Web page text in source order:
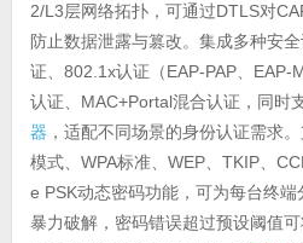
2/L3层网络拓扑，可通过DTLS对
防止数据泄露与篡改。集成多种安
证、802.1x认证（EAP-PAP、EAP-
认证、MAC+Portal混合认证，同时
器 ，适配不同场景的身份认证需求
模式、WPA标准、WEP、TKIP、
e PSK动态密码功能，可为每台终
暴力破解，密码错误超过预设阈值